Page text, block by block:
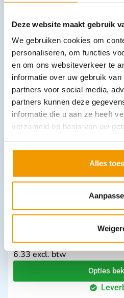
Deze website maakt gebruik
We gebruiken cookies om
personaliseren, om functies
en om ons websiteverkeer te
informatie over uw gebruik
partners voor social media,
partners kunnen deze
informatie die u aan ze heeft
verzameld op basis van uw
Alles
Hibicet verdunning ampullen
€ 1,14 – €8,50 incl. btw
1.05 excl. btw
Opties
Buisverband (onderlaag ) NOBAFAST
€6,90 – €19,93 incl. btw
6.33 excl. btw
Opties